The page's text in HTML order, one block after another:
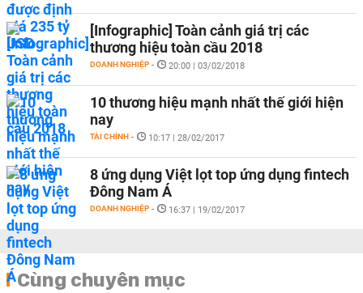
[Infographic] Toàn cảnh giá trị các
thương hiệu toàn cầu 2018
DOANH NGHIỆP - 20:00 | 03/02/2018
10 thương hiệu mạnh nhất thế giới hiện
nay
TÀI CHÍNH - 10:17 | 28/02/2017
8 ứng dụng Việt lọt top ứng dụng fintech
Đông Nam Á
DOANH NGHIỆP - 16:37 | 19/02/2017
Cùng chuyên mục